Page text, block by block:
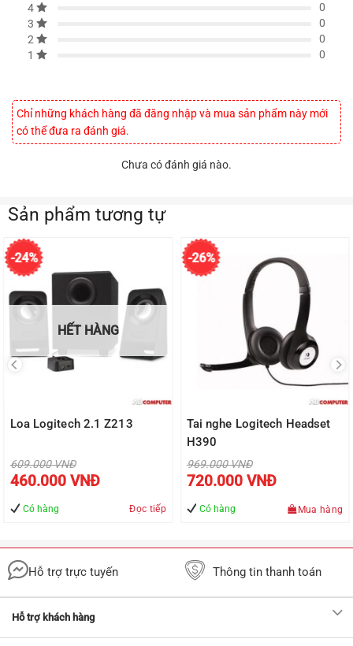
4
0
3
0
2
0
1
0
Chỉ những khách hàng đã đăng nhập và mua sản phẩm này mới
có thể đưa ra đánh giá.
Chưa có đánh giá nào.
Sản phẩm tương tự
-24%
HẾT HÀNG
Loa Logitech 2.1 Z213
609.000VNĐ
Giá
gốc
là:
460.000 VNĐ
460.000 VNĐ.
Có hàng Đọc tiếp
-26%
Tai nghe Logitech Headset
H390
969.000VNĐ
Giá
gốc
là:
720.000 VNĐ
là:
720.000
Có hàng Mua hàng
Hỗ trợ trực tuyến Thông tin thanh toán
Hỗ trợ khách hàng